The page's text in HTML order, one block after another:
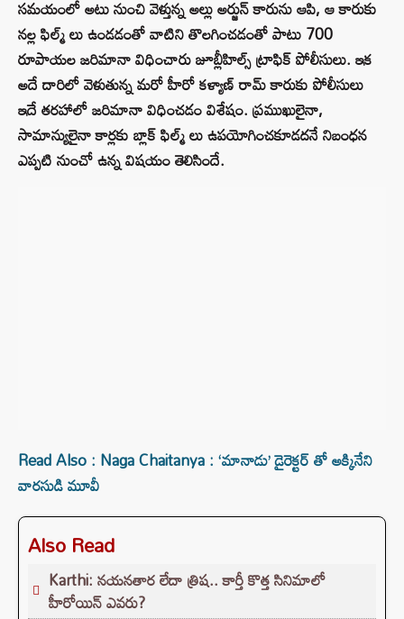
సమయంలో అటు నుంచి వెళ్తున్న అల్లు అర్జున్ కారును ఆపి, ఆ కారుకు
నల్ల ఫిల్మ్ లు ఉండడంతో వాటిని తొలగించడంతో పాటు 700
రూపాయల జరిమానా విధించారు జూబ్లీహిల్స్ ట్రాఫిక్ పోలీసులు. ఇక
అదే దారిలో వెళుతున్న మరో హీరో కళ్యాణ్ రామ్ కారుకు పోలీసులు
ఇదే తరహాలో జరిమానా విధించడం విశేషం. ప్రముఖులైనా,
సామాన్యులైనా కార్లకు బ్లాక్ ఫిల్మ్ లు ఉపయోగించకూడదనే నిబంధన
ఎప్పటి నుంచో ఉన్న విషయం తెలిసిందే.
Read Also : Naga Chaitanya : ‘మానాడు’ డైరెక్టర్ తో అక్కినేని
వారసుడి మూవీ
Also Read
Karthi: నయనతార లేదా త్రిష.. కార్తీ కొత్త సినిమాలో
హీరోయిన్ ఎవరు?